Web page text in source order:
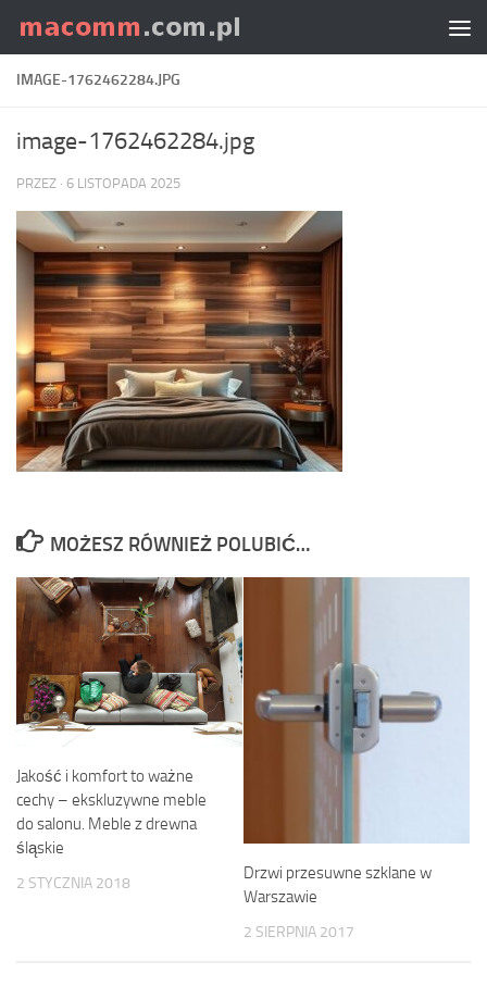
Skip to content
IMAGE-1762462284.JPG
image-1762462284.jpg
PRZEZ · 6 LISTOPADA 2025
MOŻESZ RÓWNIEŻ POLUBIĆ…
Jakość i komfort to ważne
cechy – ekskluzywne meble
do salonu. Meble z drewna
śląskie
2 STYCZNIA 2018
Drzwi przesuwne szklane w
Warszawie
2 SIERPNIA 2017